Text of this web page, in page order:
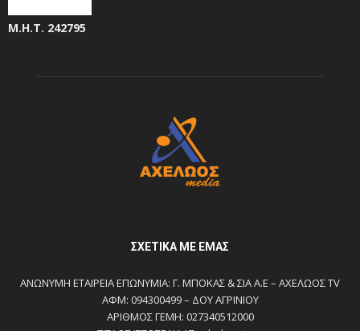
Μ.Η.Τ. 242795
ΣΧΕΤΙΚΆ ΜΕ ΕΜΆΣ
ΑΝΩΝΥΜΗ ΕΤΑΙΡΕΙΑ ΕΠΩΝΥΜΙΑ: Γ. ΜΠΟΚΑΣ & ΣΙΑ Α.Ε – ΑΧΕΛΩΟΣ TV
ΑΦΜ: 094300499 – ΔΟΥ ΑΓΡΙΝΙΟΥ
ΑΡΙΘΜΟΣ ΓΕΜΗ: 027340512000